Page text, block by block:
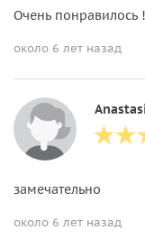
Очень понравилось !
около 6 лет назад
замечательно
около 6 лет назад